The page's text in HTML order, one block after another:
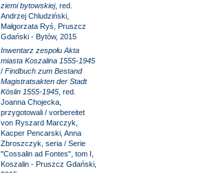
ziemi bytowskiej, red.
Andrzej Chludziński,
Małgorzata Ryś, Pruszcz
Gdański - Bytów, 2015
Inwentarz zespołu Akta
miasta Koszalina 1555-1945
/ Findbuch zum Bestand
Magistratsakten der Stadt
Köslin 1555-1945, red.
Joanna Chojecka,
przygotowali / vorbereitet
von Ryszard Marczyk,
Kacper Pencarski, Anna
Zbroszczyk, seria / Serie
"Cossalin ad Fontes", tom I,
Koszalin - Pruszcz Gdański,